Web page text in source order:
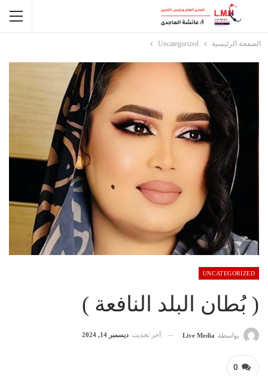
الصفحة الرئيسية Uncategorized
UNCATEGORIZED
( بُطان البلد النافعة )
بواسطة Live Media آخر تحديث ديسمبر 14, 2024
0